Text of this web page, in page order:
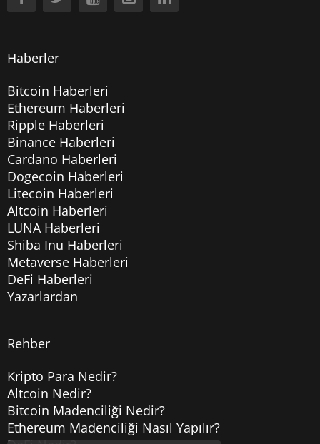
Haberler
Bitcoin Haberleri
Ethereum Haberleri
Ripple Haberleri
Binance Haberleri
Cardano Haberleri
Dogecoin Haberleri
Litecoin Haberleri
Altcoin Haberleri
LUNA Haberleri
Shiba Inu Haberleri
Metaverse Haberleri
DeFi Haberleri
Yazarlardan
Rehber
Kripto Para Nedir?
Altcoin Nedir?
Bitcoin Madenciliği Nedir?
Ethereum Madenciliği Nasıl Yapılır?